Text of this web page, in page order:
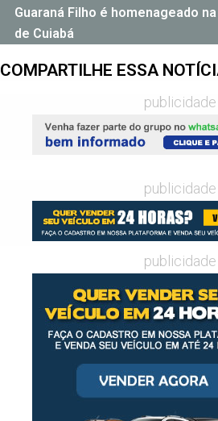
Guaraná Filho é homenageado
de Cuiabá
COMPARTILHE ESSA
publicidade
publicidade
publicidade